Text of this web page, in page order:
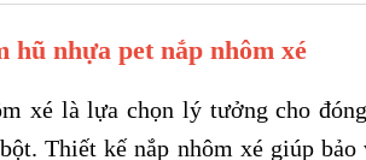
hũ nhựa pet nắp nhôm xé
xé là lựa chọn lý tưởng cho
Thiết kế nắp nhôm xé giúp